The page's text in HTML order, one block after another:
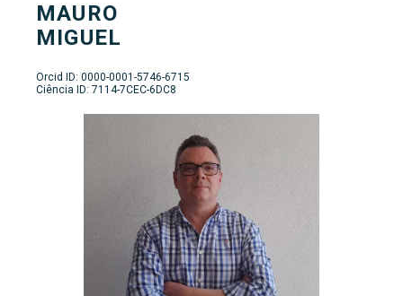
MAURO
MIGUEL
Orcid ID: 0000-0001-5746-6715
Ciência ID: 7114-7CEC-6DC8